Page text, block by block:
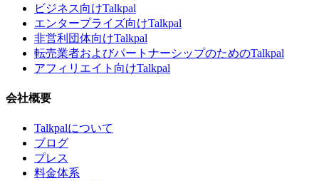
ビジネス向けTalkpal
エンタープライズ向けTalkpal
非営利団体向けTalkpal
転売業者およびパートナーシップのためのTalkpal
アフィリエイト向けTalkpal
会社概要
Talkpalについて
ブログ
プレス
料金体系